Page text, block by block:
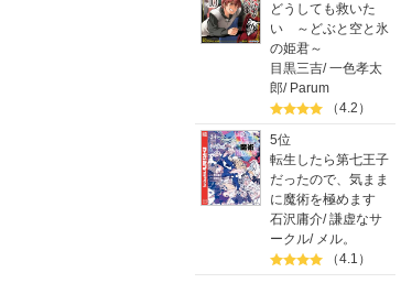
どうしても救いた
い ～どぶと空と氷
の姫君～
目黒三吉/一色孝太
郎/ Parum
（4.2）
5位
転生したら第七王子
だったので、気まま
に魔術を極めます
石沢庸介/謙虚なサ
ークル/ メル。
（4.1）